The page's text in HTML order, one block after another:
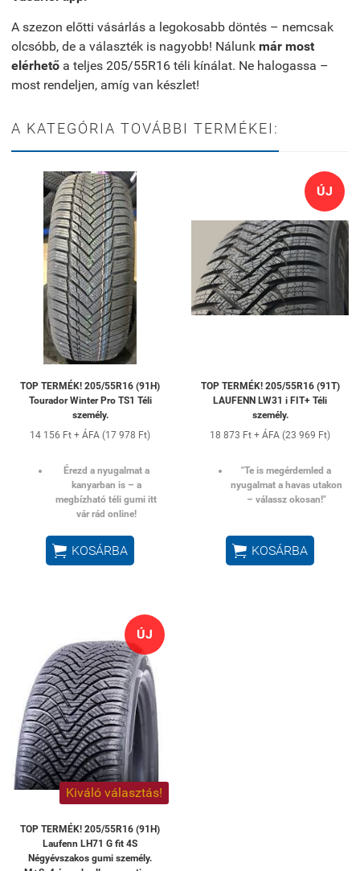
A szezon előtti vásárlás a legokosabb döntés – nemcsak
olcsóbb, de a választék is nagyobb! Nálunk már most
elérhető a teljes 205/55R16 téli kínálat. Ne halogassa –
most rendeljen, amíg van készlet!
A KATEGÓRIA TOVÁBBI TERMÉKEI:
TOP TERMÉK! 205/55R16 (91H)
Tourador Winter Pro TS1 Téli
személy.
14 156 Ft + ÁFA (17 978 Ft)
Érezd a nyugalmat a
kanyarban is – a
megbízható téli gumi itt
vár rád online!
 KOSÁRBA
ÚJ
TOP TERMÉK! 205/55R16 (91T)
LAUFENN LW31 i FIT+ Téli
személy.
18 873 Ft + ÁFA (23 969 Ft)
"Te is megérdemled a
nyugalmat a havas utakon
– válassz okosan!"
 KOSÁRBA
ÚJ
Kiváló választás!
TOP TERMÉK! 205/55R16 (91H)
Laufenn LH71 G fit 4S
Négyévszakos gumi személy.